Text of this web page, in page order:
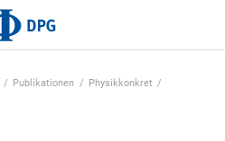
Publikationen
Physikkonkret